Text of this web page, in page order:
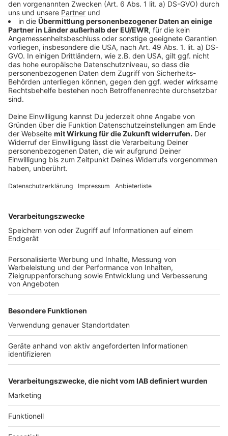
Häuserwände, der Blden und diverse Fassaden die
Hitze für die Männer zusätzlich reflektieren.
Anzeige
Die Mitarbeiter kriegen neben mehreren täglichen
Pausen auch genügend Mineralwasser gestellt. Zudem
fangen sie frühzeitig an, um der Nachmittags-Sonne
aus dem Weg zu gehen. Und, wenn es optimal läuft,
spendieren nette Nachbarn auch mal ein Eis oder
stellen mobile Duschen für die Arbeiter. Und die
bedanken sich mit Sicherheit mehr als freundlich.
Anzeige
Wir benötigen Ihre
Zustimmung, um den YouTube
Wir verwenden einen Service eines
Drittanbieters, um Videoinhalte
einzubetten. Dieser Service kann
Daten zu Ihren Aktivitäten
sammeln. Bitte lesen Sie die
Details durch und stimmen Sie der
Nutzung des Service zu, um dieses
Video anzusehen.
Mehr Informationen
Mobile Dusche für schwitzende Bauarbeiter
Anzeige